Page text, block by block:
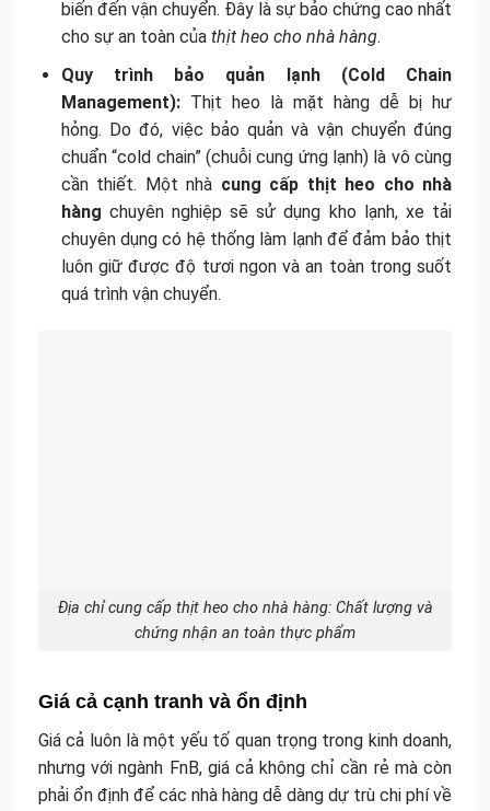
biến đến vận chuyển. Đây là sự bảo chứng cao nhất
cho sự an toàn của thịt heo cho nhà hàng.
Quy trình bảo quản lạnh (Cold Chain
Management):Thịt heo là mặt hàng dễ bị hư
hỏng. Do đó, việc bảo quản và vận chuyển đúng
chuẩn “cold chain” (chuỗi cung ứng lạnh) là vô cùng
cần thiết. Một nhà cung cấp thịt heo cho nhà
hàng chuyên nghiệp sẽ sử dụng kho lạnh, xe tải
chuyên dụng có hệ thống làm lạnh để đảm bảo thịt
luôn giữ được độ tươi ngon và an toàn trong suốt
quá trình vận chuyển.
Địa chỉ cung cấp thịt heo cho nhà hàng: Chất lượng và
chứng nhận an toàn thực phẩm
Giá cả cạnh tranh và ổn định
Giá cả luôn là một yếu tố quan trọng trong kinh doanh,
nhưng với ngành FnB, giá cả không chỉ cần rẻ mà còn
phải ổn định để các nhà hàng dễ dàng dự trù chi phí về